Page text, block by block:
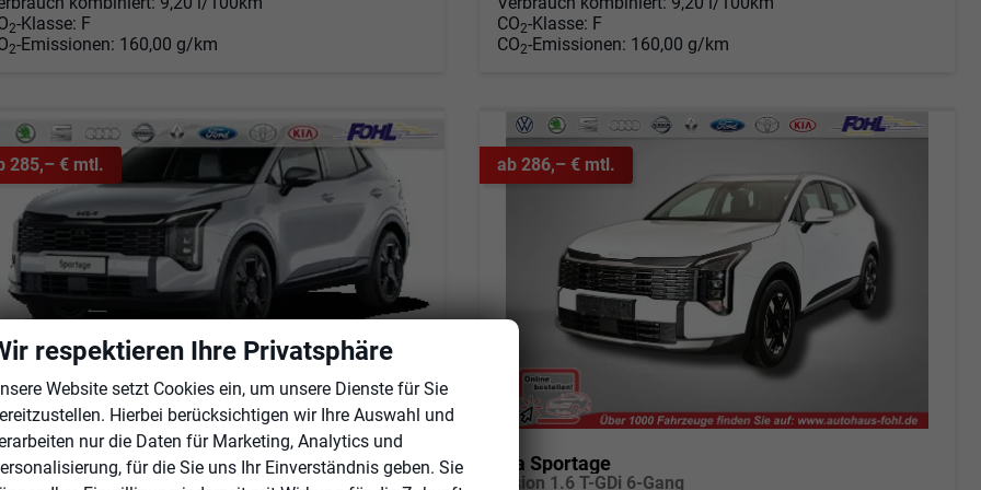
2-Klasse: F
2-Emissionen: 160,00 g/km
CO2-Klasse: F
CO2-Emissionen: 160,00 g/km
285,– € mtl.
Sportage
Style 1,6 T-GDI FWD M6 110kW (150 PS) MY27 Style-Paket, 2-Zonen-Klimaautomatik, Sitz-/Lenkradheizung, Regensensor, Navi, DAB, Apple CarPlay/Android Auto, Rückfahrkamera, Parksensoren vorn/hinten, Full-LED, 17 Zoll LM, uvm.
ab 286,– € mtl.
Kia Sportage
Vision 1.6 T-GDi 6-Gang
respektieren Ihre Privatsphäre
Website setzt Cookies ein, um unsere Dienste für Sie
Hierbei berücksichtigen wir Ihre Auswahl und
nur die Daten für Marketing, Analytics und
für die Sie uns Ihr Einverständnis geben. Sie